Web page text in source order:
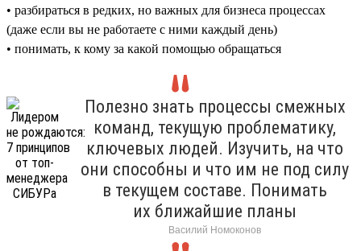
• разбираться в редких, но важных для бизнеса процессах
(даже если вы не работаете с ними каждый день)
• понимать, к кому за какой помощью обращаться
Полезно знать процессы смежных
команд, текущую проблематику,
ключевых людей. Изучить, на что
они способны и что им не под силу
в текущем составе. Понимать
их ближайшие планы
Василий Номоконов